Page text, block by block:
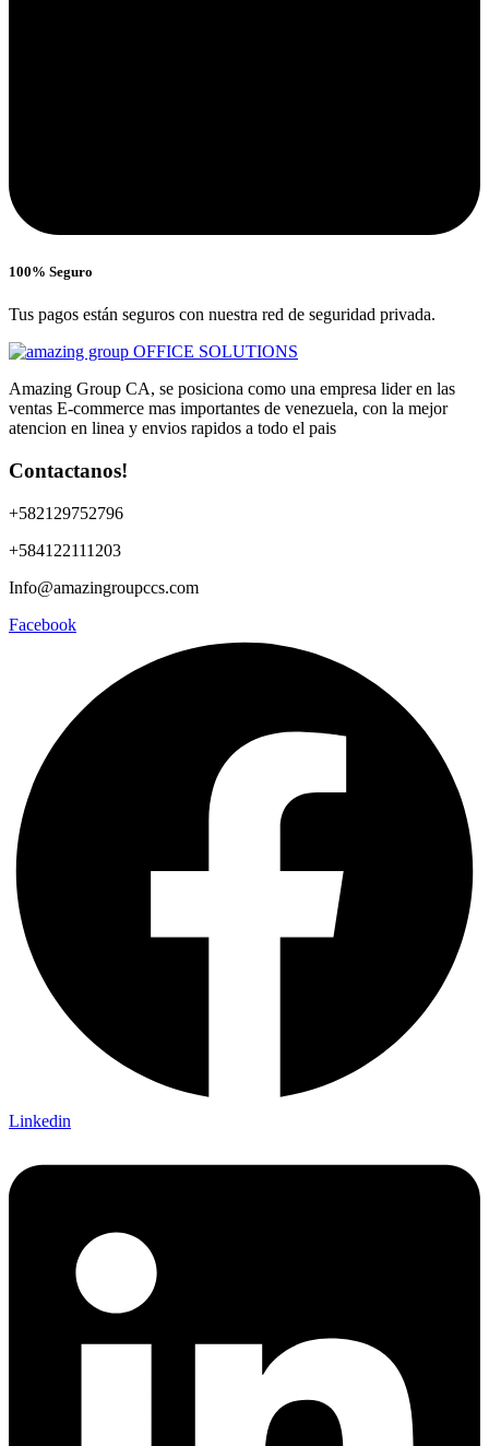
100% Seguro
Tus pagos están seguros con nuestra red de seguridad privada.
Amazing Group CA, se posiciona como una empresa lider en las
ventas E-commerce mas importantes de venezuela, con la mejor
atencion en linea y envios rapidos a todo el pais
Contactanos!
+582129752796
+584122111203
Info@amazingroupccs.com
Facebook
Linkedin